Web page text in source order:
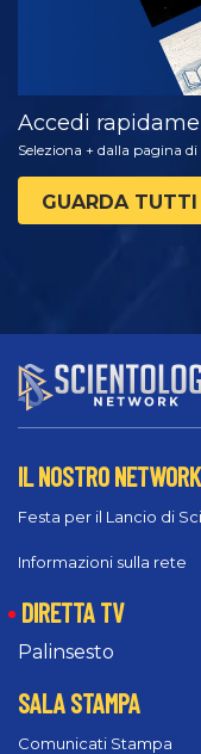
Accedi
Seleziona + dalla pagina
GUARDA
IL NOSTRO NETWORK
Festa per il Lancio di
Informazioni sulla rete
DIRETTA TV
Palinsesto
SALA STAMPA
Comunicati Stampa